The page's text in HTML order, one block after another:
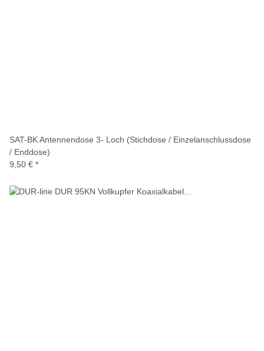
SAT-BK Antennendose 3- Loch (Stichdose / Einzelanschlussdose
/ Enddose)
9,50 € *